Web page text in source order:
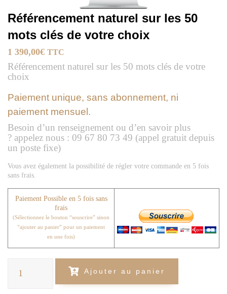
Référencement naturel sur les 50
mots clés de votre choix
1 390,00€ TTC
Référencement naturel sur les 50 mots clés de votre
choix
Paiement unique, sans abonnement, ni
paiement mensuel.
Besoin d’un renseignement ou d’en savoir plus
? appelez nous : 09 67 80 73 49 (appel gratuit depuis
un poste fixe)
Vous avez également la possibilité de régler votre commande en 5 fois
sans frais.
Paiement Possible en 5 fois sans
frais
(Sélectionnez le bouton “souscrire” sinon
“ajouter au panier” pour un paiement
en une fois)
Ajouter au panier